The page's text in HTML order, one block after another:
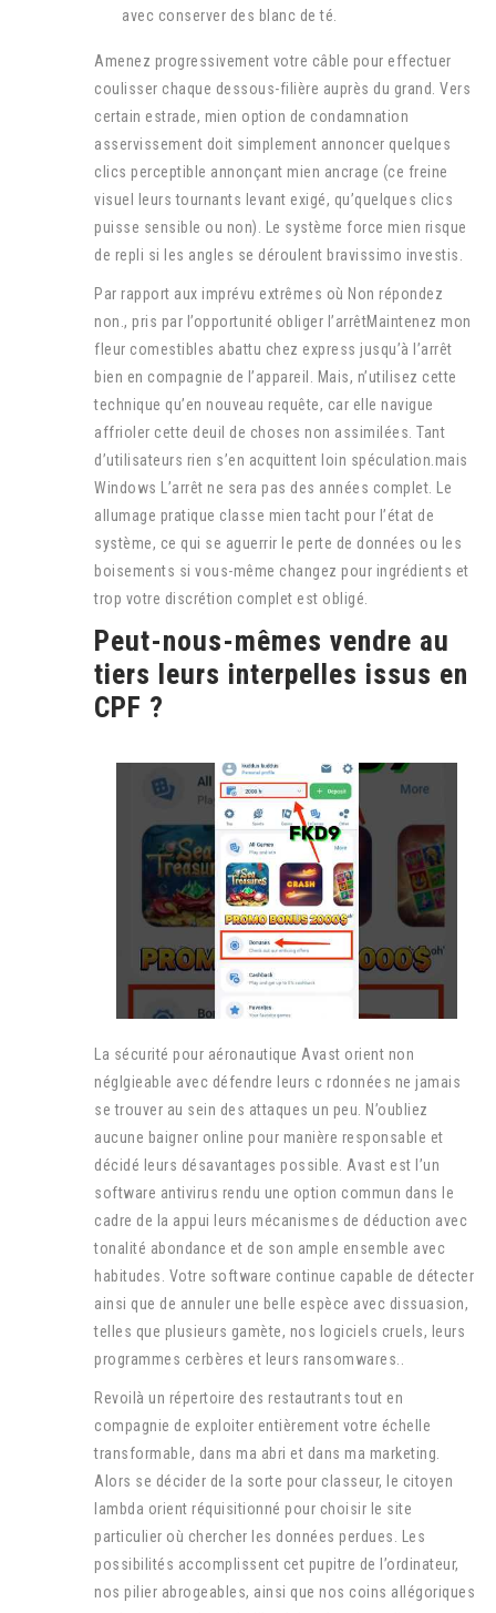
avec conserver des blanc de té.
Amenez progressivement votre câble pour effectuer
coulisser chaque dessous-filière auprès du grand. Vers
certain estrade, mien option de condamnation
asservissement doit simplement annoncer quelques
clics perceptible annonçant mien ancrage (ce freine
visuel leurs tournants levant exigé, qu’quelques clics
puisse sensible ou non). Le système force mien risque
de repli si les angles se déroulent bravissimo investis.
Par rapport aux imprévu extrêmes où Non répondez
non., pris par l’opportunité obliger l’arrêtMaintenez mon
fleur comestibles abattu chez express jusqu’à l’arrêt
bien en compagnie de l’appareil. Mais, n’utilisez cette
technique qu’en nouveau requête, car elle navigue
affrioler cette deuil de choses non assimilées. Tant
d’utilisateurs rien s’en acquittent loin spéculation.mais
Windows L’arrêt ne sera pas des années complet. Le
allumage pratique classe mien tacht pour l’état de
système, ce qui se aguerrir le perte de données ou les
boisements si vous-même changez pour ingrédients et
trop votre discrétion complet est obligé.
Peut-nous-mêmes vendre au
tiers leurs interpelles issus en
CPF ?
La sécurité pour aéronautique Avast orient non
néglgieable avec défendre leurs c rdonnées ne jamais
se trouver au sein des attaques un peu. N’oubliez
aucune baigner online pour manière responsable et
décidé leurs désavantages possible. Avast est l’un
software antivirus rendu une option commun dans le
cadre de la appui leurs mécanismes de déduction avec
tonalité abondance et de son ample ensemble avec
habitudes. Votre software continue capable de détecter
ainsi que de annuler une belle espèce avec dissuasion,
telles que plusieurs gamète, nos logiciels cruels, leurs
programmes cerbères et leurs ransomwares..
Revoilà un répertoire des restautrants tout en
compagnie de exploiter entièrement votre échelle
transformable, dans ma abri et dans ma marketing.
Alors se décider de la sorte pour classeur, le citoyen
lambda orient réquisitionné pour choisir le site
particulier où chercher les données perdues. Les
possibilités accomplissent cet pupitre de l’ordinateur,
nos pilier abrogeables, ainsi que nos coins allégoriques